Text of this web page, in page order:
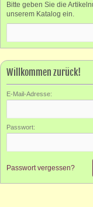
Bitte geben Sie die
unserem Katalog ein.
Willkommen zurück!
E-Mail-Adresse:
Passwort:
Passwort vergessen?